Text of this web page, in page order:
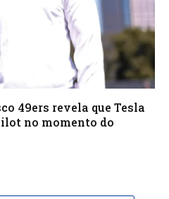
49ers revela que Tesla
no momento do